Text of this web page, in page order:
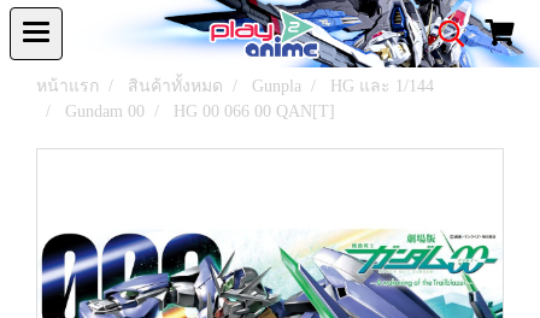
หน้าแรก สินค้าทั้งหมด Gunpla
HG และ 1/144
Gundam 00
HG 00 066 00 QAN[T]